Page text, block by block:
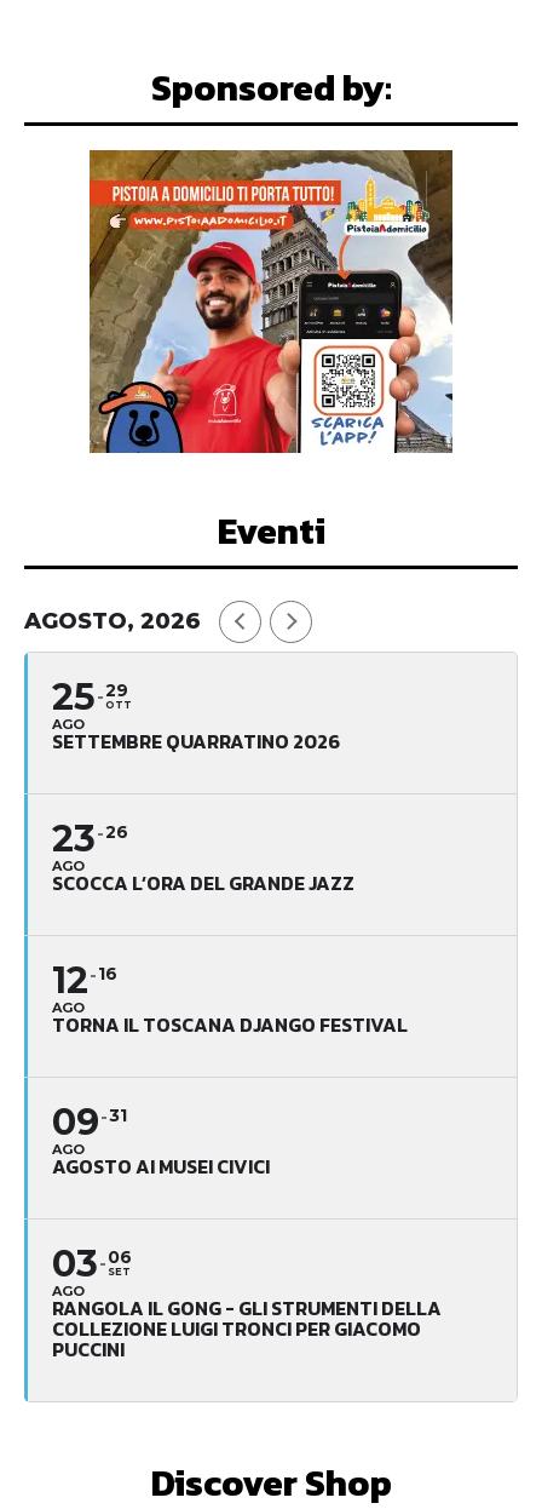
Sponsored by:
Eventi
AGOSTO, 2026
25
AGO
29
OTT
SETTEMBRE QUARRATINO 2026
23
AGO
26
SCOCCA L’ORA DEL GRANDE JAZZ
12
AGO
16
TORNA IL TOSCANA DJANGO FESTIVAL
09
AGO
31
AGOSTO AI MUSEI CIVICI
03
AGO
06
SET
RANGOLA IL GONG - GLI STRUMENTI DELLA
COLLEZIONE LUIGI TRONCI PER GIACOMO
PUCCINI
Discover Shop